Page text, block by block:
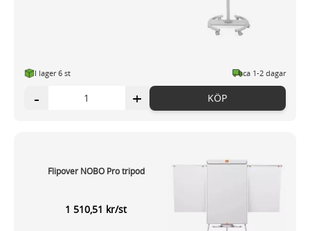
I lager 6 st ca 1-2 dagar
- + KÖP
Flipover NOBO Pro tripod
1 510,51 kr/st